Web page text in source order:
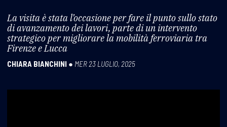
La visita è stata l’occasione per fare il punto sullo stato
di avanzamento dei lavori, parte di un intervento
strategico per migliorare la mobilità ferroviaria tra
Firenze e Lucca
CHIARA BIANCHINI ● MER 23 LUGLIO, 2025